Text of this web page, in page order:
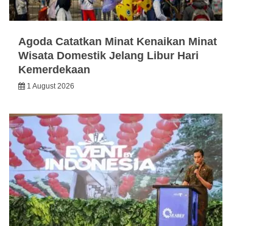
Agoda Catatkan Minat Kenaikan Minat
Wisata Domestik Jelang Libur Hari
Kemerdekaan
1 August 2026